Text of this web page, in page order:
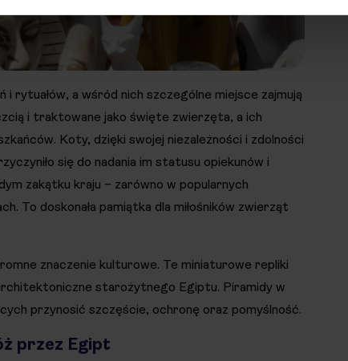
rytuałów, a wśród nich szczególne miejsce zajmują
i traktowane jako święte zwierzęta, a ich
Koty, dzięki swojej niezależności i zdolności
się do nadania im statusu opiekunów i
zakątku kraju – zarówno w popularnych
To doskonała pamiątka dla miłośników zwierząt
znaczenie kulturowe. Te miniaturowe repliki
starożytnego Egiptu. Piramidy w
przynosić szczęście, ochronę oraz pomyślność.
przez Egipt